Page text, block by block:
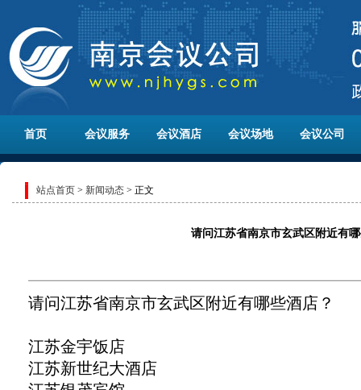
首页 会议服务 会议酒店 会议场地 会议公司
站点首页 > 新闻动态 > 正文
请问江苏省南京市玄武区附近有
请问江苏省南京市玄武区附近有哪些酒店？
江苏金宇饭店
江苏新世纪大酒店